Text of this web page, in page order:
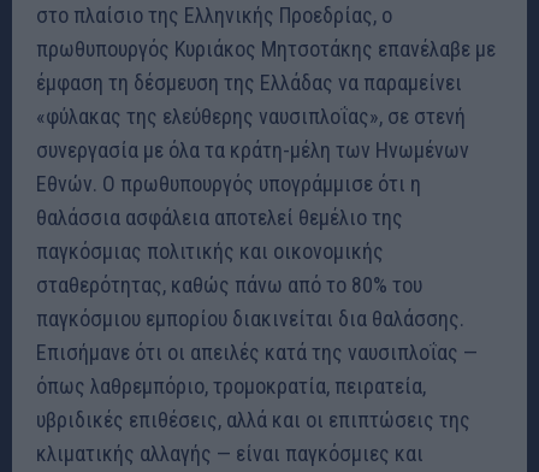
στο πλαίσιο της Ελληνικής Προεδρίας, ο
πρωθυπουργός Κυριάκος Μητσοτάκης επανέλαβε με
έμφαση τη δέσμευση της Ελλάδας να παραμείνει
«φύλακας της ελεύθερης ναυσιπλοΐας», σε στενή
συνεργασία με όλα τα κράτη-μέλη των Ηνωμένων
Εθνών. Ο πρωθυπουργός υπογράμμισε ότι η
θαλάσσια ασφάλεια αποτελεί θεμέλιο της
παγκόσμιας πολιτικής και οικονομικής
σταθερότητας, καθώς πάνω από το 80% του
παγκόσμιου εμπορίου διακινείται δια θαλάσσης.
Επισήμανε ότι οι απειλές κατά της ναυσιπλοΐας —
όπως λαθρεμπόριο, τρομοκρατία, πειρατεία,
υβριδικές επιθέσεις, αλλά και οι επιπτώσεις της
κλιματικής αλλαγής — είναι παγκόσμιες και